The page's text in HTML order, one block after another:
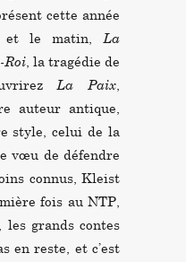
cette année
le matin,
La
Roi , la tragédie de
La Paix
auteur antique,
style, celui de la
vœu de défendre
connus, Kleist
fois au NTP,
les grands contes
en reste, et c’est